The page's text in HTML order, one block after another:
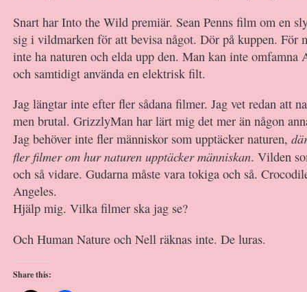
Snart har Into the Wild premiär. Sean Penns film om en
sig i vildmarken för att bevisa något. Dör på kuppen. För
inte ha naturen och elda upp den. Man kan inte omfamna
och samtidigt använda en elektrisk filt.
Jag längtar inte efter fler sådana filmer. Jag vet redan att
men brutal. GrizzlyMan har lärt mig det mer än någon
Jag behöver inte fler människor som upptäcker naturen,
fler filmer om hur naturen upptäcker människan. Vilden
och så vidare. Gudarna måste vara tokiga och så.
Angeles.
Hjälp mig. Vilka filmer ska jag se?
Och Human Nature och Nell räknas inte. De luras.
Share this: